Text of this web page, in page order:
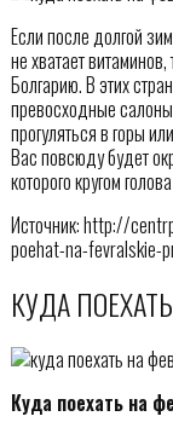
Если после долгой
не хватает
Болгарию. В этих
превосходные
прогуляться в горы
Вас повсюду будет
которого кругом
Источник: http://
poehat-na-fevralskie-
КУДА
Куда поехать на